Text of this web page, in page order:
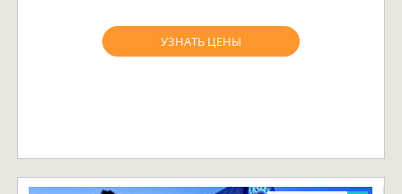
УЗНАТЬ ЦЕНЫ